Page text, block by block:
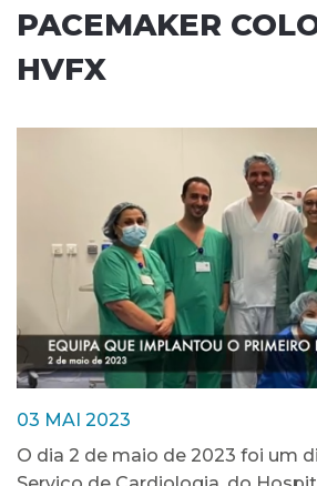
PACEMAKER
HVFX
03 MAI 2023
O dia 2 de maio de 2023 foi um